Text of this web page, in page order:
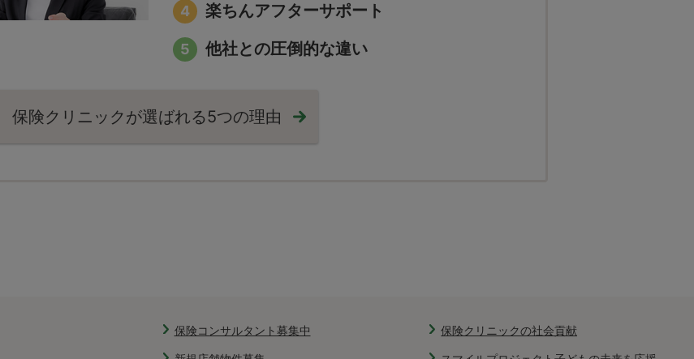
楽ちんアフターサポート
他社との圧倒的な違い
保険クリニックが選ばれる5つの理由
保険コンサルタント募集中 保険クリニックの社会貢献